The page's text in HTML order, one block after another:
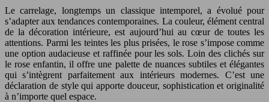
Le carrelage, longtemps un classique intemporel, a évolué pour
s’adapter aux tendances contemporaines. La couleur, élément central
de la décoration intérieure, est aujourd’hui au cœur de toutes les
attentions. Parmi les teintes les plus prisées, le rose s’impose comme
une option audacieuse et raffinée pour les sols. Loin des clichés sur
le rose enfantin, il offre une palette de nuances subtiles et élégantes
qui s’intègrent parfaitement aux intérieurs modernes. C’est une
déclaration de style qui apporte douceur, sophistication et originalité
à n’importe quel espace.